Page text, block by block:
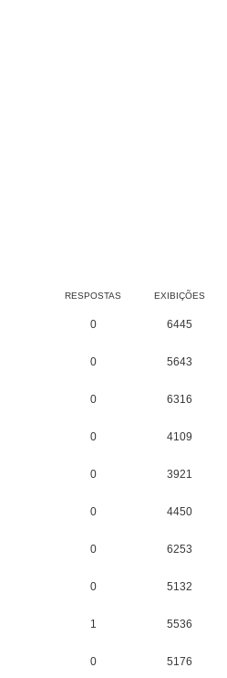
RESPOSTAS EXIBIÇÕES
0 6445
0 5643
0 6316
0 4109
0 3921
0 4450
0 6253
0 5132
1 5536
0 5176